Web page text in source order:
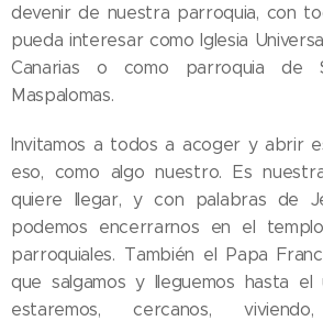
devenir de nuestra parroquia, con
pueda interesar como Iglesia
Canarias o como parroquia de
Maspalomas.
Invitamos a todos a acoger y abrir
eso, como algo nuestro. Es
quiere llegar, y con palabras de
podemos encerrarnos en el
parroquiales. También el Papa
que salgamos y lleguemos hasta el
estaremos, cercanos,